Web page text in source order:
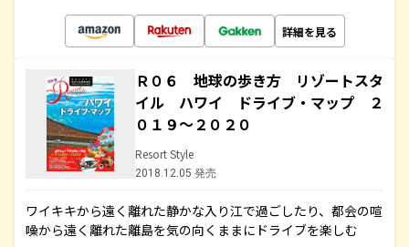
詳細を見る
Ｒ０６ 地球の歩き方 リゾートスタ
イル ハワイ ドライブ・マップ ２
０１９～２０２０
Resort Style
2018.12.05 発売
ワイキキから遠く離れた静かな入り江で過ごしたり、都会の喧
噪から遠く離れた離島を気の向くままにドライブを楽しむ